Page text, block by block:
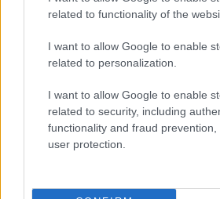
related to functionality of the
I want to allow Google to enable
related to personalization.
I want to allow Google to enable
related to security, including
functionality and fraud
user protection.
ΕΠΙΣΗΜΑΣΜΕΝΟ ΜΕ: ΕΡΤ , ΤΡΙΤΟ
29/10/2024